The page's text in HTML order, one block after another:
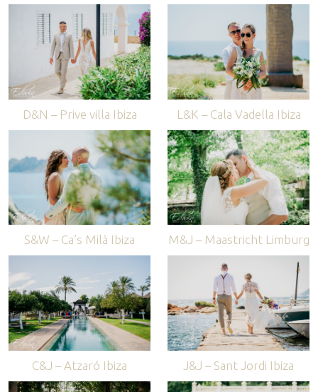
D&N – Prive villa Ibiza L&K – Cala Vadella Ibiza
S&W – Ca’s Milà Ibiza M&J – Maastricht Limburg
C&J – Atzaró Ibiza J&J – Sant Jordi Ibiza